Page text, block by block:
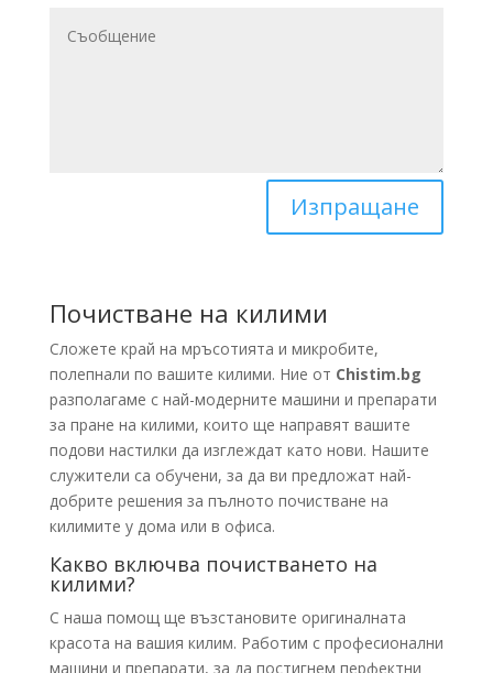
Изпращане
Почистване на килими
Сложете край на мръсотията и микробите,
полепнали по вашите килими. Ние от Chistim.bg
разполагаме с най-модерните машини и препарати
за пране на килими, които ще направят вашите
подови настилки да изглеждат като нови. Нашите
служители са обучени, за да ви предложат най-
добрите решения за пълното почистване на
килимите у дома или в офиса.
Какво включва почистването на
килими?
С наша помощ ще възстановите оригиналната
красота на вашия килим. Работим с професионални
машини и препарати, за да постигнем перфектни